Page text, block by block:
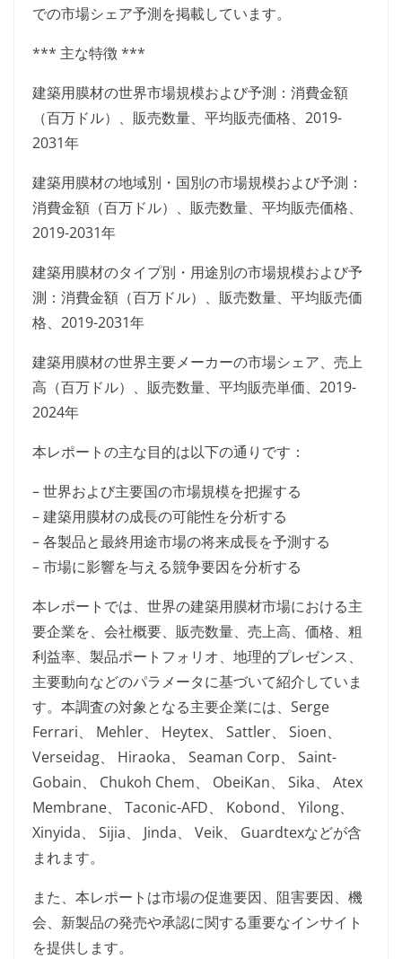
での市場シェア予測を掲載しています。
*** 主な特徴 ***
建築用膜材の世界市場規模および予測：消費金額
（百万ドル）、販売数量、平均販売価格、2019-
2031年
建築用膜材の地域別・国別の市場規模および予測：
消費金額（百万ドル）、販売数量、平均販売価格、
2019-2031年
建築用膜材のタイプ別・用途別の市場規模および予
測：消費金額（百万ドル）、販売数量、平均販売価
格、2019-2031年
建築用膜材の世界主要メーカーの市場シェア、売上
高（百万ドル）、販売数量、平均販売単価、2019-
2024年
本レポートの主な目的は以下の通りです：
– 世界および主要国の市場規模を把握する
– 建築用膜材の成長の可能性を分析する
– 各製品と最終用途市場の将来成長を予測する
– 市場に影響を与える競争要因を分析する
本レポートでは、世界の建築用膜材市場における主
要企業を、会社概要、販売数量、売上高、価格、粗
利益率、製品ポートフォリオ、地理的プレゼンス、
主要動向などのパラメータに基づいて紹介していま
す。本調査の対象となる主要企業には、Serge
Ferrari、 Mehler、 Heytex、 Sattler、 Sioen、
Verseidag、 Hiraoka、 Seaman Corp、 Saint-
Gobain、 Chukoh Chem、 ObeiKan、 Sika、 Atex
Membrane、 Taconic-AFD、 Kobond、 Yilong、
Xinyida、 Sijia、 Jinda、 Veik、 Guardtexなどが含
まれます。
また、本レポートは市場の促進要因、阻害要因、機
会、新製品の発売や承認に関する重要なインサイト
を提供します。